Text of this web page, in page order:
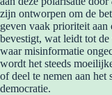
zijn ontworpen om de
geven vaak prioriteit
bevestigt, wat leidt tot de
waar misinformatie
wordt het steeds
of deel te nemen aan het
democratie.